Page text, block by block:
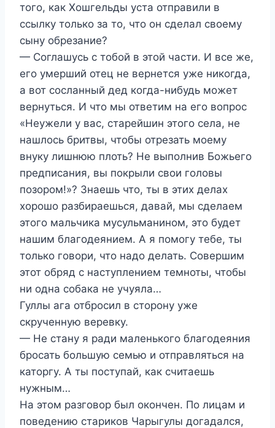
того, как Хошгельды уста отправили в
ссылку только за то, что он сделал своему
сыну обрезание?
— Соглашусь с тобой в этой части. И все же,
его умерший отец не вернется уже никогда,
а вот сосланный дед когда-нибудь может
вернуться. И что мы ответим на его вопрос
«Неужели у вас, старейшин этого села, не
нашлось бритвы, чтобы отрезать моему
внуку лишнюю плоть? Не выполнив Божьего
предписания, вы покрыли свои головы
позором!»? Знаешь что, ты в этих делах
хорошо разбираешься, давай, мы сделаем
этого мальчика мусульманином, это будет
нашим благодеянием. А я помогу тебе, ты
только говори, что надо делать. Совершим
этот обряд с наступлением темноты, чтобы
ни одна собака не учуяла…
Гуллы ага отбросил в сторону уже
скрученную веревку.
— Не стану я ради маленького благодеяния
бросать большую семью и отправляться на
каторгу. А ты поступай, как считаешь
нужным…
На этом разговор был окончен. По лицам и
поведению стариков Чарыгулы догадался,